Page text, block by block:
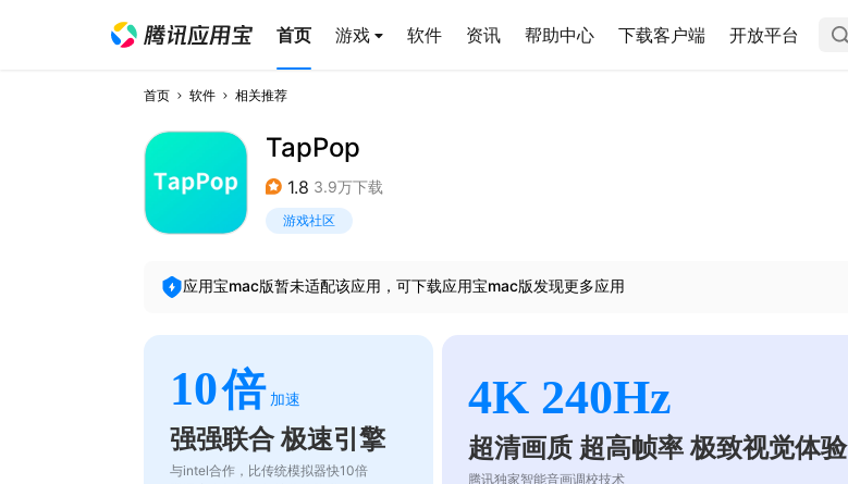
首页 游戏 软件 资讯 帮助中心 下载客户端 开放平台
首页 软件 相关推荐
TapPop
1.8 3.9万下载
游戏社区
应用宝mac版暂未适配该应用，可下载应用宝mac版发现更多应用
10倍 加速
强强联合 极速引擎
与intel合作，比传统模拟器快10倍
4K 240Hz
超清画质 超高帧率 极致视觉体验
腾讯独家智能音画调校技术